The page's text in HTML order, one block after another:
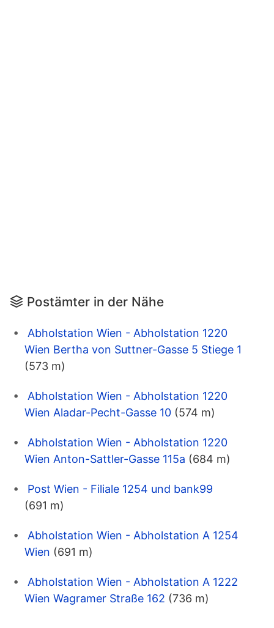
Postämter in der Nähe
Abholstation Wien - Abholstation 1220
Wien Bertha von Suttner-Gasse 5 Stiege 1
(573 m)
Abholstation Wien - Abholstation 1220
Wien Aladar-Pecht-Gasse 10 (574 m)
Abholstation Wien - Abholstation 1220
Wien Anton-Sattler-Gasse 115a (684 m)
Post Wien - Filiale 1254 und bank99
(691 m)
Abholstation Wien - Abholstation A 1254
Wien (691 m)
Abholstation Wien - Abholstation A 1222
Wien Wagramer Straße 162 (736 m)